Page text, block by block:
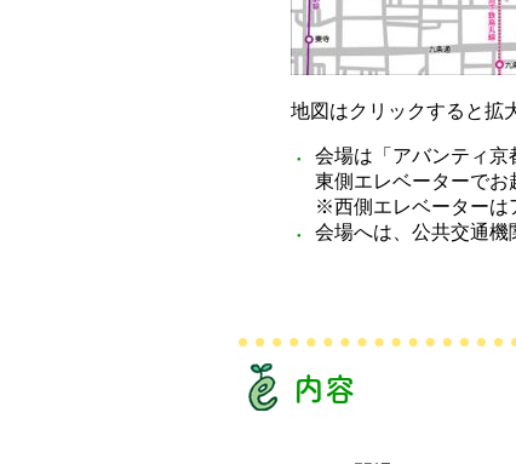
地図はクリックすると拡
会場は「アバンティ京
東側エレベーターでお
※西側エレベーターは
会場へは、公共交通機
内容